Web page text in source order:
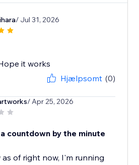
/ Jul 31, 2026
it works
Hjælpsomt (0)
/ Apr 25, 2026
countdown by the minute
as of right now, I'm running